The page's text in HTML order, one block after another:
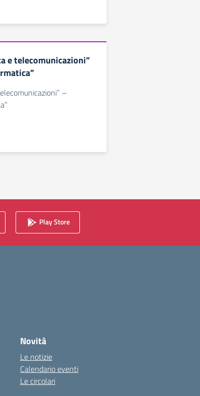
e telecomunicazioni”
–
Play Store
Novità
Le notizie
Calendario eventi
Le circolari